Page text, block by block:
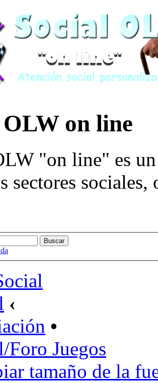
on line
"on line" es
sectores sociales,
‹
•
Foro Juegos
tamaño de la